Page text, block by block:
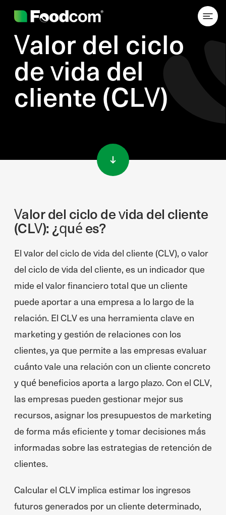
Valor del ciclo
de vida del
cliente (CLV)
Valor del ciclo de vida del cliente
(CLV): ¿qué es?
El valor del ciclo de vida del cliente (CLV), o valor
del ciclo de vida del cliente, es un indicador que
mide el valor financiero total que un cliente
puede aportar a una empresa a lo largo de la
relación. El CLV es una herramienta clave en
marketing y gestión de relaciones con los
clientes, ya que permite a las empresas evaluar
cuánto vale una relación con un cliente concreto
y qué beneficios aporta a largo plazo. Con el CLV,
las empresas pueden gestionar mejor sus
recursos, asignar los presupuestos de marketing
de forma más eficiente y tomar decisiones más
informadas sobre las estrategias de retención de
clientes.
Calcular el CLV implica estimar los ingresos
futuros generados por un cliente determinado,